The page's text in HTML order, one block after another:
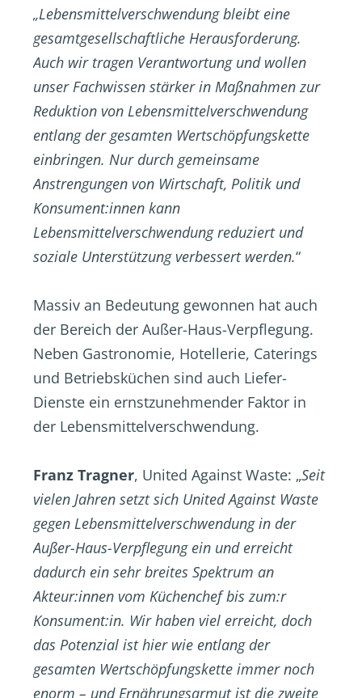
„Lebensmittelverschwendung bleibt eine
gesamtgesellschaftliche Herausforderung.
Auch wir tragen Verantwortung und wollen
unser Fachwissen stärker in Maßnahmen zur
Reduktion von Lebensmittelverschwendung
entlang der gesamten Wertschöpfungskette
einbringen. Nur durch gemeinsame
Anstrengungen von Wirtschaft, Politik und
Konsument:innen kann
Lebensmittelverschwendung reduziert und
soziale Unterstützung verbessert werden.“
Massiv an Bedeutung gewonnen hat auch
der Bereich der Außer-Haus-Verpflegung.
Neben Gastronomie, Hotellerie, Caterings
und Betriebsküchen sind auch Liefer-
Dienste ein ernstzunehmender Faktor in
der Lebensmittelverschwendung.
Franz Tragner, United Against Waste: „Seit
vielen Jahren setzt sich United Against Waste
gegen Lebensmittelverschwendung in der
Außer-Haus-Verpflegung ein und erreicht
dadurch ein sehr breites Spektrum an
Akteur:innen vom Küchenchef bis zum:r
Konsument:in. Wir haben viel erreicht, doch
das Potenzial ist hier wie entlang der
gesamten Wertschöpfungskette immer noch
enorm – und Ernährungsarmut ist die zweite